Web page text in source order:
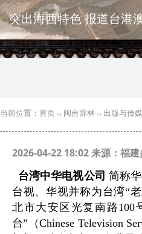
突出海西特色 报道台港
今用 力求雅俗共赏
弘扬优秀文化 振奋民族
当前位置： 首页 ›› 闽台辞林 ›› 出版与传
2026-04-22 18:02 来源：福
台湾中华电视公司 简称
台视、华视并称为台湾“
北市大安区光复南路100
台”（Chinese Television